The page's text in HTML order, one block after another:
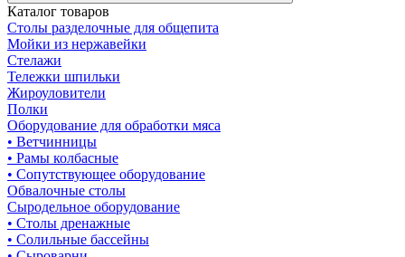
Каталог товаров
Столы разделочные для общепита
Мойки из нержавейки
Стелажи
Тележки шпильки
Жироуловители
Полки
Оборудование для обработки мяса
• Ветчинницы
• Рамы колбасные
• Сопутствующее оборудование
Обвалочные столы
Сыродельное оборудование
• Столы дренажные
• Солильные бассейны